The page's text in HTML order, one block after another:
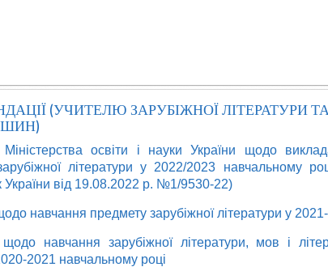
(УЧИТЕЛЮ ЗАРУБІЖНОЇ ЛІТЕРАТУРИ
Міністерства освіти і науки України щодо
зарубіжної літератури у 2022/2023 навчальному
України від 19.08.2022 р. №1/9530-22)
навчання предмету зарубіжної літератури у
щодо навчання зарубіжної літератури, мов і
2021 навчальному році